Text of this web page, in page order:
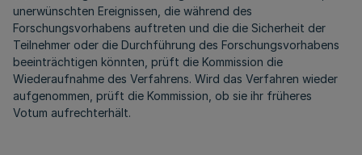
unerwünschten Ereignissen, die während des
Forschungsvorhabens auftreten und die die Sicherheit der
Teilnehmer oder die Durchführung des Forschungsvorhabens
beeinträchtigen könnten, prüft die Kommission die
Wiederaufnahme des Verfahrens. Wird das Verfahren wieder
aufgenommen, prüft die Kommission, ob sie ihr früheres
Votum aufrechterhält.